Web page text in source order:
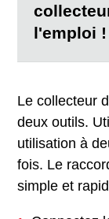
l'emploi !
Le collecteur
deux outils.
utilisation à
fois. Le
simple et